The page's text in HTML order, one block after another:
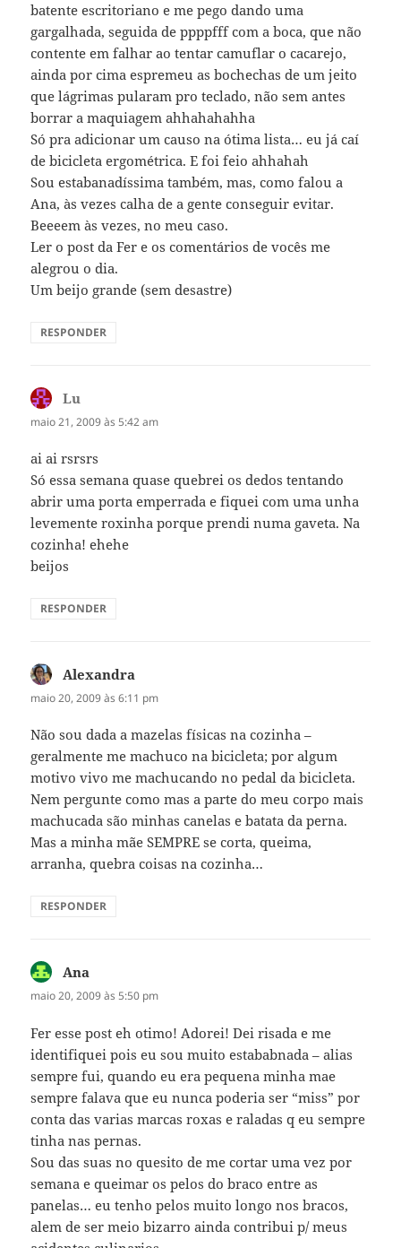
batente escritoriano e me pego dando uma
gargalhada, seguida de ppppfff com a boca, que não
contente em falhar ao tentar camuflar o cacarejo,
ainda por cima espremeu as bochechas de um jeito
que lágrimas pularam pro teclado, não sem antes
borrar a maquiagem ahhahahahha
Só pra adicionar um causo na ótima lista… eu já caí
de bicicleta ergométrica. E foi feio ahhahah
Sou estabanadíssima também, mas, como falou a
Ana, às vezes calha de a gente conseguir evitar.
Beeeem às vezes, no meu caso.
Ler o post da Fer e os comentários de vocês me
alegrou o dia.
Um beijo grande (sem desastre)
RESPONDER
Lu
maio 21, 2009 às 5:42 am
ai ai rsrsrs
Só essa semana quase quebrei os dedos tentando
abrir uma porta emperrada e fiquei com uma unha
levemente roxinha porque prendi numa gaveta. Na
cozinha! ehehe
beijos
RESPONDER
Alexandra
maio 20, 2009 às 6:11 pm
Não sou dada a mazelas físicas na cozinha –
geralmente me machuco na bicicleta; por algum
motivo vivo me machucando no pedal da bicicleta.
Nem pergunte como mas a parte do meu corpo mais
machucada são minhas canelas e batata da perna.
Mas a minha mãe SEMPRE se corta, queima,
arranha, quebra coisas na cozinha…
RESPONDER
Ana
maio 20, 2009 às 5:50 pm
Fer esse post eh otimo! Adorei! Dei risada e me
identifiquei pois eu sou muito estababnada – alias
sempre fui, quando eu era pequena minha mae
sempre falava que eu nunca poderia ser “miss” por
conta das varias marcas roxas e raladas q eu sempre
tinha nas pernas.
Sou das suas no quesito de me cortar uma vez por
semana e queimar os pelos do braco entre as
panelas… eu tenho pelos muito longo nos bracos,
alem de ser meio bizarro ainda contribui p/ meus